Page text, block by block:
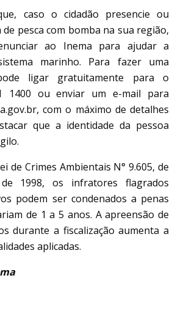
caso o cidadão presencie ou
pesca com bomba na sua região,
ao Inema para ajudar a
marinho. Para fazer uma
ligar gratuitamente para o
1400 ou enviar um e-mail para
com o máximo de detalhes
que a identidade da pessoa
de Crimes Ambientais N° 9.605, de
1998, os infratores flagrados
podem ser condenados a penas
de 1 a 5 anos. A apreensão de
durante a fiscalização aumenta a
aplicadas.